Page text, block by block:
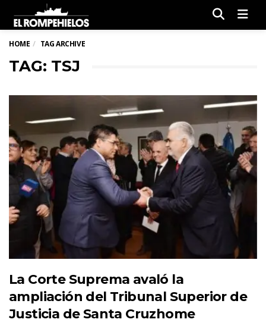
HOME TAG ARCHIVE
TAG: TSJ
La Corte Suprema avaló la
ampliación del Tribunal Superior de
Justicia de Santa Cruzhome